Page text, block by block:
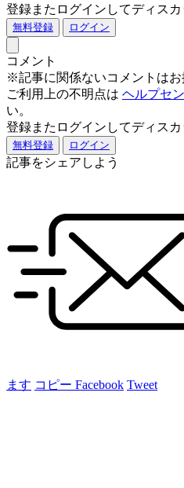
登録またログインしてディス
無料登録 ログイン
コメント
※記事に関係ないコメントはお
ご利用上の不明点は ヘルプセ
い。
登録またログインしてディス
無料登録 ログイン
記事をシェアしよう
ます コピー Facebook Tweet